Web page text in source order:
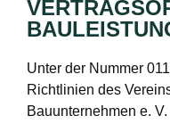
Unter der Nummer
Richtlinien des
Bauunternehmen e.